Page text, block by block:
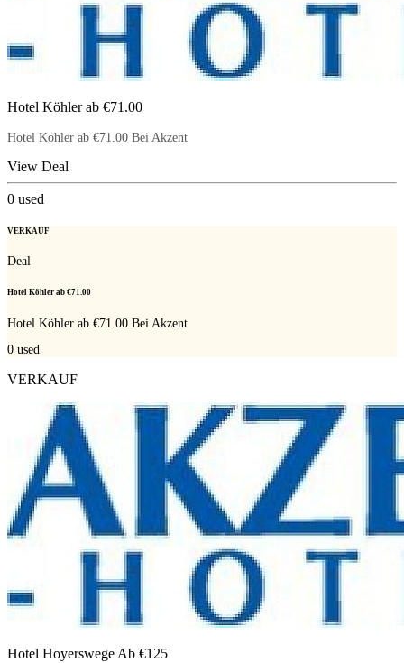
Hotel Köhler ab €71.00
Hotel Köhler ab €71.00 Bei Akzent
View Deal
0 used
VERKAUF
Deal
Hotel Köhler ab €71.00
Hotel Köhler ab €71.00 Bei Akzent
0 used
VERKAUF
Hotel Hoyerswege Ab €125